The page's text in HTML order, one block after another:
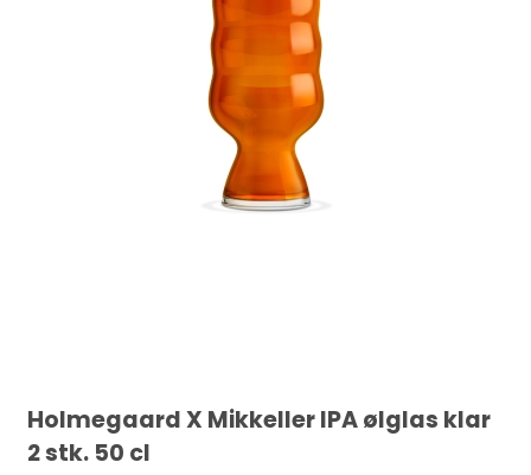
Holmegaard X Mikkeller IPA ølglas klar
2 stk. 50 cl